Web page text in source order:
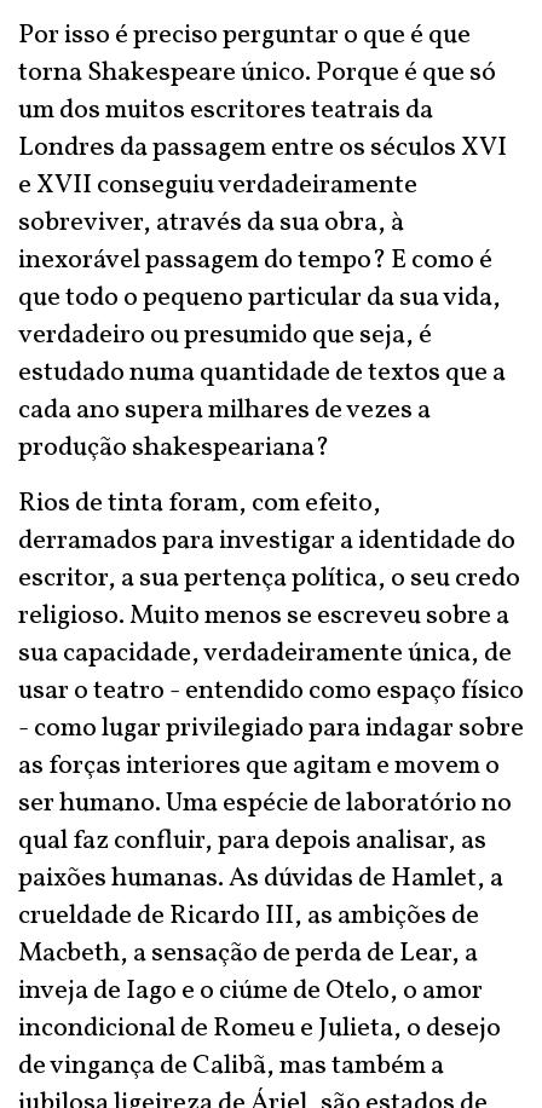
Por isso é preciso perguntar o que é que
torna Shakespeare único. Porque é que só
um dos muitos escritores teatrais da
Londres da passagem entre os séculos XVI
e XVII conseguiu verdadeiramente
sobreviver, através da sua obra, à
inexorável passagem do tempo? E como é
que todo o pequeno particular da sua vida,
verdadeiro ou presumido que seja, é
estudado numa quantidade de textos que a
cada ano supera milhares de vezes a
produção shakespeariana?
Rios de tinta foram, com efeito,
derramados para investigar a identidade do
escritor, a sua pertença política, o seu credo
religioso. Muito menos se escreveu sobre a
sua capacidade, verdadeiramente única, de
usar o teatro - entendido como espaço físico
- como lugar privilegiado para indagar sobre
as forças interiores que agitam e movem o
ser humano. Uma espécie de laboratório no
qual faz confluir, para depois analisar, as
paixões humanas. As dúvidas de Hamlet, a
crueldade de Ricardo III, as ambições de
Macbeth, a sensação de perda de Lear, a
inveja de Iago e o ciúme de Otelo, o amor
incondicional de Romeu e Julieta, o desejo
de vingança de Calibã, mas também a